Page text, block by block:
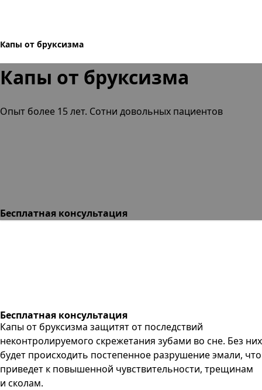
Капы от бруксизма
Капы от бруксизма
Опыт более 15 лет. Сотни довольных пациентов
Бесплатная консультация
Бесплатная консультация
Капы от бруксизма защитят от последствий
неконтролируемого скрежетания зубами во сне. Без них
будет происходить постепенное разрушение эмали, что
приведет к повышенной чувствительности, трещинам
и сколам.